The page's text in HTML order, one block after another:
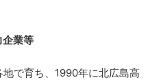
業等
で育ち、1990年に北広島高